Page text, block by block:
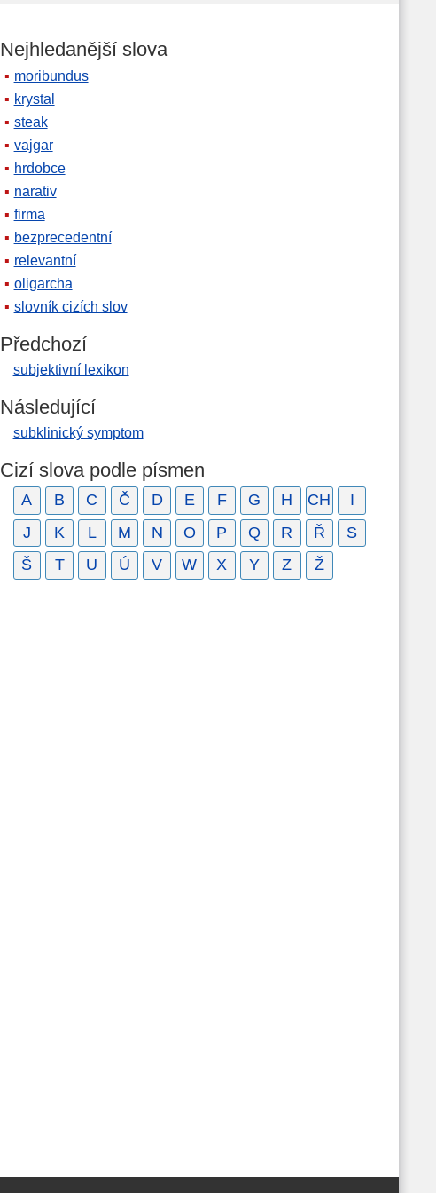
Nejhledanější slova
moribundus
krystal
steak
vajgar
hrdobce
narativ
firma
bezprecedentní
relevantní
oligarcha
slovník cizích slov
Předchozí
subjektivní lexikon
Následující
subklinický symptom
Cizí slova podle písmen
A B C Č D E F G H CH
I
J
K L M N O P Q R Ř
S
Š
T U Ú V W X Y Z Ž